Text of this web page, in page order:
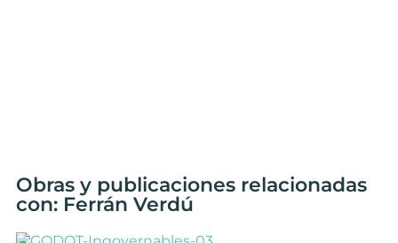
Obras y publicaciones relacionadas
con: Ferrán Verdú